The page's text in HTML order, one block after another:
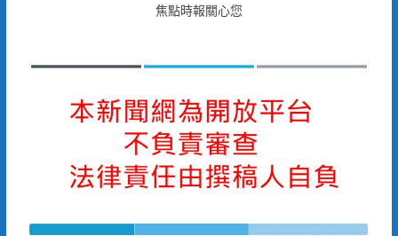
焦點時報關心您